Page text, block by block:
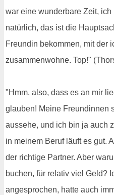
war eine wunderbare Zeit,
natürlich, das ist die
Freundin bekommen, mit der
zusammenwohne. Top!"
"Hmm, also, dass es an mir
glauben! Meine Freundinnen
aussehe, und ich bin ja auch
in meinem Beruf läuft es gut.
der richtige Partner. Aber
buchen, für relativ viel Geld?
angesprochen, hatte auch